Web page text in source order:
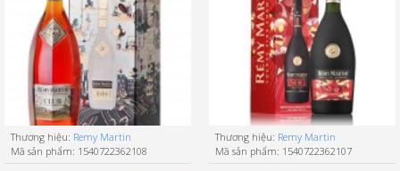
Thương hiệu: Remy Martin
Mã sản phẩm: 1540722362108
Thương hiệu: Remy Martin
Mã sản phẩm: 1540722362107